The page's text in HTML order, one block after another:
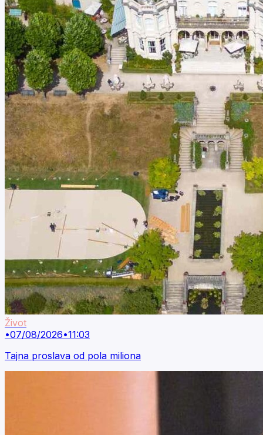
Život
•07/08/2026•11:03
Tajna proslava od pola miliona